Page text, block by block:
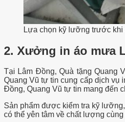
Lựa chọn kỹ lưỡng trước
2. Xưởng in áo mưa
Tại Lâm Đồng, Quà tặng Quang
Quang Vũ tự tin cung cấp dịch vụ
Đồng, Quang Vũ tự tin mang đến
Sản phẩm được kiểm tra kỹ
có thể yên tâm về chất lượng